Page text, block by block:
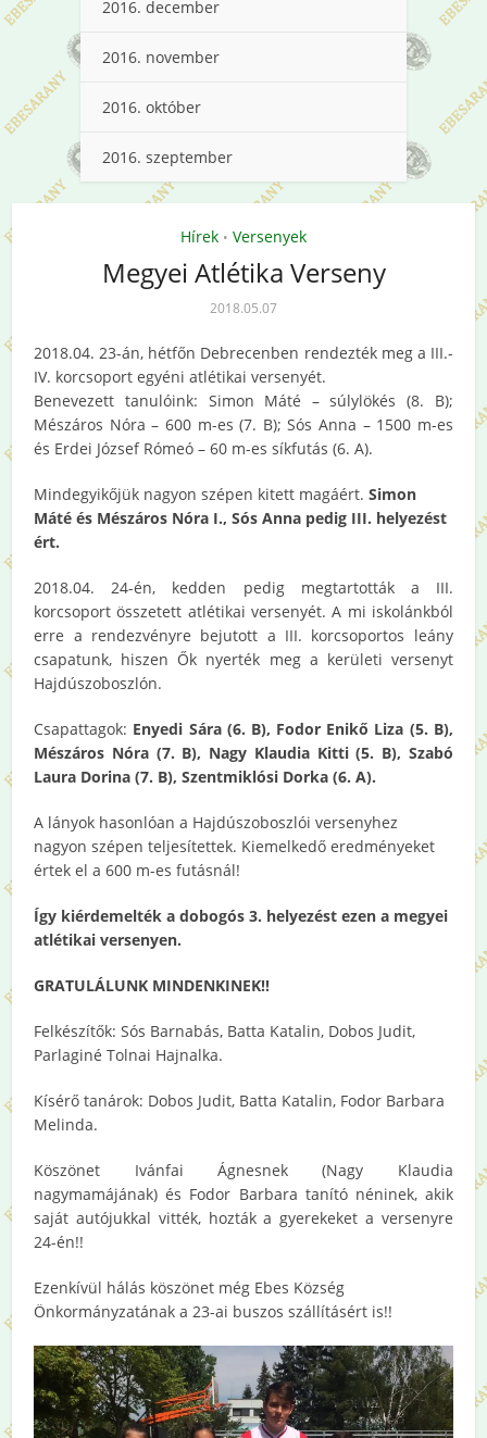
2016. december
2016. november
2016. október
2016. szeptember
Hírek • Versenyek
Megyei Atlétika Verseny
2018.05.07
2018.04. 23-án, hétfőn Debrecenben rendezték meg a III.-
IV. korcsoport egyéni atlétikai versenyét.
Benevezett tanulóink: Simon Máté – súlylökés (8. B);
Mészáros Nóra – 600 m-es (7. B); Sós Anna – 1500 m-es
és Erdei József Rómeó – 60 m-es síkfutás (6. A).
Mindegyikőjük nagyon szépen kitett magáért.Simon
Máté és Mészáros Nóra I., Sós Anna pedig III. helyezést
ért.
2018.04. 24-én, kedden pedig megtartották a III.
korcsoport összetett atlétikai versenyét. A mi iskolánkból
erre a rendezvényre bejutott a III. korcsoportos leány
csapatunk, hiszen Ők nyerték meg a kerületi versenyt
Hajdúszoboszlón.
Csapattagok: Enyedi Sára (6. B), Fodor Enikő Liza (5. B),
Mészáros Nóra (7. B), Nagy Klaudia Kitti (5. B), Szabó
Laura Dorina (7. B), Szentmiklósi Dorka (6. A).
A lányok hasonlóan a Hajdúszoboszlói versenyhez
nagyon szépen teljesítettek. Kiemelkedő eredményeket
értek el a 600 m-es futásnál!
Így kiérdemelték a dobogós 3. helyezést ezen a megyei
atlétikai versenyen.
GRATULÁLUNK MINDENKINEK!!
Felkészítők: Sós Barnabás, Batta Katalin, Dobos Judit,
Parlaginé Tolnai Hajnalka.
Kísérő tanárok: Dobos Judit, Batta Katalin, Fodor Barbara
Melinda.
Köszönet Ivánfai Ágnesnek (Nagy Klaudia
nagymamájának) és Fodor Barbara tanító néninek, akik
saját autójukkal vitték, hozták a gyerekeket a versenyre
24-én!!
Ezenkívül hálás köszönet még Ebes Község
Önkormányzatának a 23-ai buszos szállításért is!!